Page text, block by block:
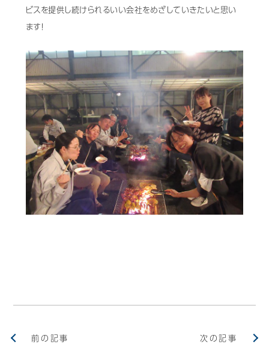
ビスを提供し続けられるいい会社をめざしていきたいと思い
ます！
前の記事 次の記事